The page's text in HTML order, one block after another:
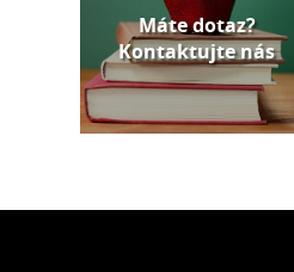
Máte dotaz?
Kontaktujte nás